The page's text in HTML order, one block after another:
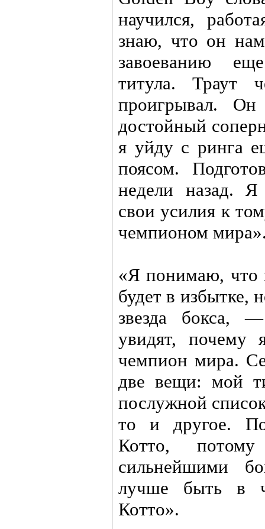
научился,
знаю, что он
завоеванию
титула. Траут
проигрывал.
достойный
я уйду с ринга
поясом.
недели назад.
свои усилия к
чемпионом
«Я понимаю, что
будет в избытке,
звезда бокса,
увидят,
чемпион мира.
две вещи: мой
послужной
то и другое.
Котто,
сильнейшими
лучше быть в
Котто».